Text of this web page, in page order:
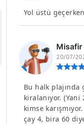
Yol üstü
Misafir
20/07/
Bu halk plajında
kiralanıyor.
kimse
çay 4, bira 60